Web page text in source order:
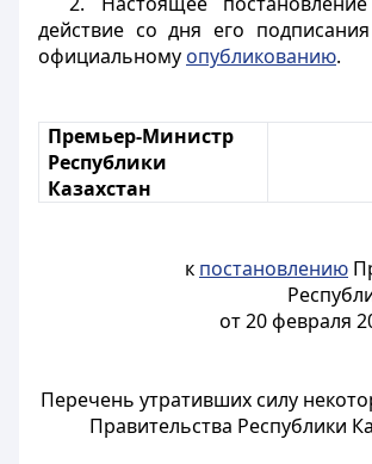
действие со дня его
официальному опубликованию.
Премьер-Министр
Республики
Казахстан
к постановлению
от 20 февраля
Перечень утративших силу
Правительства Республики